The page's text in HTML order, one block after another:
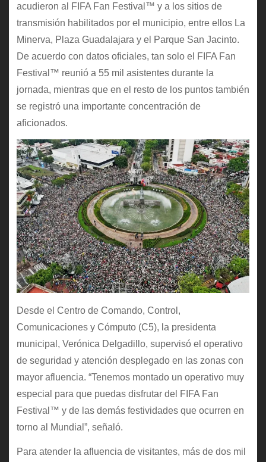
acudieron al FIFA Fan Festival™ y a los sitios de
transmisión habilitados por el municipio, entre ellos La
Minerva, Plaza Guadalajara y el Parque San Jacinto.
De acuerdo con datos oficiales, tan solo el FIFA Fan
Festival™ reunió a 55 mil asistentes durante la
jornada, mientras que en el resto de los puntos también
se registró una importante concentración de
aficionados.
Desde el Centro de Comando, Control,
Comunicaciones y Cómputo (C5), la presidenta
municipal, Verónica Delgadillo, supervisó el operativo
de seguridad y atención desplegado en las zonas con
mayor afluencia. “Tenemos montado un operativo muy
especial para que puedas disfrutar del FIFA Fan
Festival™ y de las demás festividades que ocurren en
torno al Mundial”, señaló.
Para atender la afluencia de visitantes, más de dos mil